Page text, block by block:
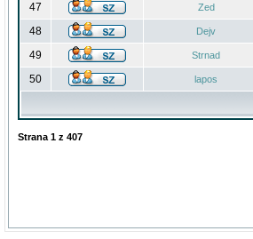
47 Zed
48 Dejv
49 Strnad
50 lapos
Strana 1 z 407